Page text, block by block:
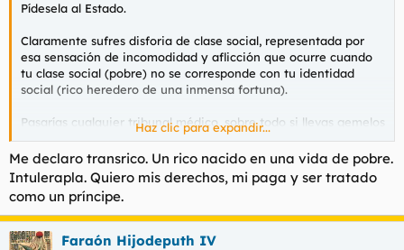
Pídesela al Estado.
Claramente sufres disforia de clase social, representada por
esa sensación de incomodidad y aflicción que ocurre cuando
tu clase social (pobre) no se corresponde con tu identidad
social (rico heredero de una inmensa fortuna).
Pasarías cualquier tribunal médico, sobre todo si llevas gemelos
a la entrevista. Ni lo dudes. Hay un rico viviendo dentro de tí,
no dejes que te lo saquen.
Haz clic para expandir...
Me declaro transrico. Un rico nacido en una vida de pobre.
Intulerapla. Quiero mis derechos, mi paga y ser tratado
como un príncipe.
Faraón Hijodeputh IV